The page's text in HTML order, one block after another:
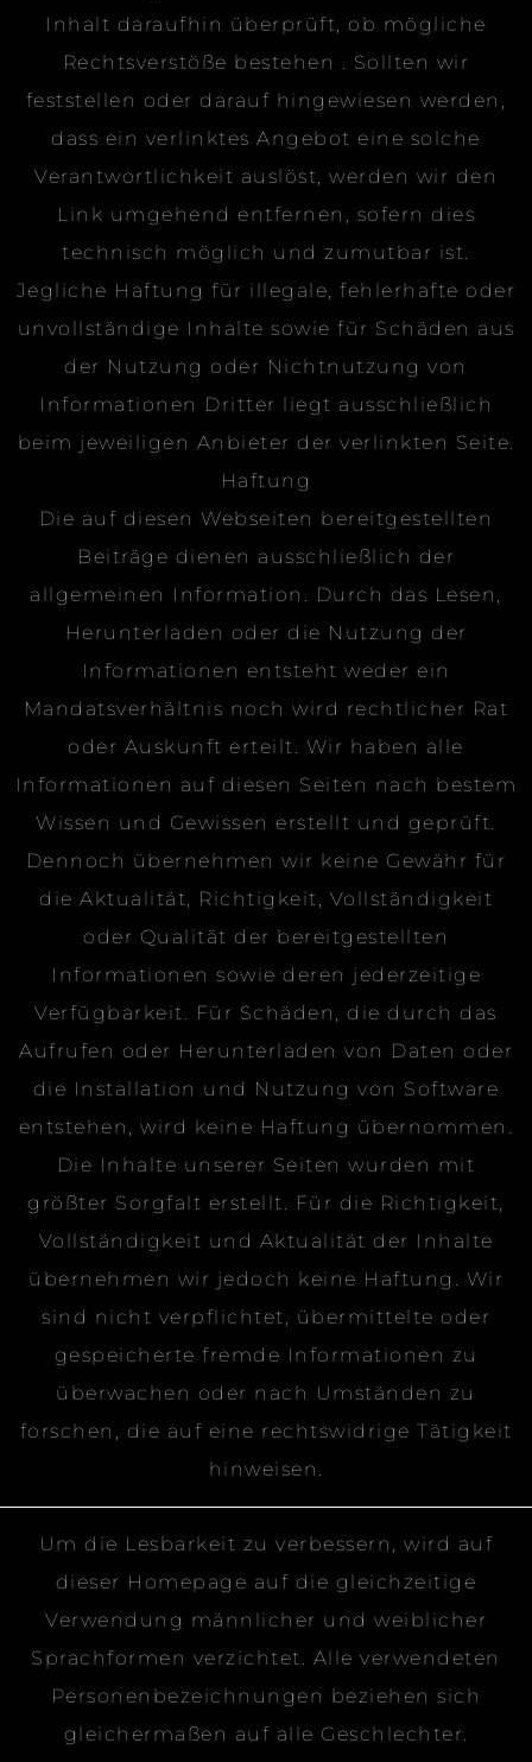
Inhalt daraufhin überprüft, ob mögliche
Rechtsverstöße bestehen . Sollten wir
feststellen oder darauf hingewiesen werden,
dass ein verlinktes Angebot eine solche
Verantwortlichkeit auslöst, werden wir den
Link umgehend entfernen, sofern dies
technisch möglich und zumutbar ist.
Jegliche Haftung für illegale, fehlerhafte oder
unvollständige Inhalte sowie für Schäden aus
der Nutzung oder Nichtnutzung von
Informationen Dritter liegt ausschließlich
beim jeweiligen Anbieter der verlinkten Seite.
Haftung
Die auf diesen Webseiten bereitgestellten
Beiträge dienen ausschließlich der
allgemeinen Information. Durch das Lesen,
Herunterladen oder die Nutzung der
Informationen entsteht weder ein
Mandatsverhältnis noch wird rechtlicher Rat
oder Auskunft erteilt. Wir haben alle
Informationen auf diesen Seiten nach bestem
Wissen und Gewissen erstellt und geprüft.
Dennoch übernehmen wir keine Gewähr für
die Aktualität, Richtigkeit, Vollständigkeit
oder Qualität der bereitgestellten
Informationen sowie deren jederzeitige
Verfügbarkeit. Für Schäden, die durch das
Aufrufen oder Herunterladen von Daten oder
die Installation und Nutzung von Software
entstehen, wird keine Haftung übernommen.
Die Inhalte unserer Seiten wurden mit
größter Sorgfalt erstellt. Für die Richtigkeit,
Vollständigkeit und Aktualität der Inhalte
übernehmen wir jedoch keine Haftung. Wir
sind nicht verpflichtet, übermittelte oder
gespeicherte fremde Informationen zu
überwachen oder nach Umständen zu
forschen, die auf eine rechtswidrige Tätigkeit
hinweisen.
Um die Lesbarkeit zu verbessern, wird auf
dieser Homepage auf die gleichzeitige
Verwendung männlicher und weiblicher
Sprachformen verzichtet. Alle verwendeten
Personenbezeichnungen beziehen sich
gleichermaßen auf alle Geschlechter.​